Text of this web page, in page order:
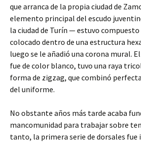
que arranca de la propia ciudad de
elemento principal del escudo
la ciudad de Turín — estuvo
colocado dentro de una estructura
luego se le añadió una corona mural.
fue de color blanco, tuvo una raya
forma de zigzag, que combinó
del uniforme.
No obstante años más tarde acaba
mancomunidad para trabajar sobre
tanto, la primera serie de dorsales fue